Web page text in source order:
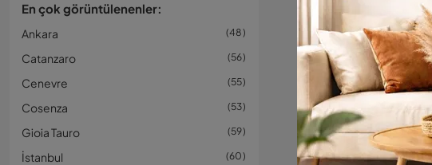
En çok görüntülenenler:
Ankara 48
Catanzaro 56
Cenevre 55
Cosenza 53
Gioia Tauro 59
İstanbul 60